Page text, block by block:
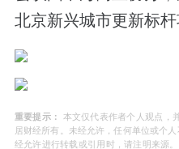
北京新兴城市更新标
重要提示：
本文仅代表作者个人观点，
居财经所有。未经允许，任何单位或个
经允许进行转载或引用时，请注明来源